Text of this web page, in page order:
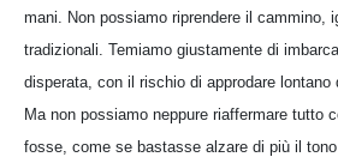
mani. Non possiamo riprendere il cammino,
tradizionali. Temiamo giustamente di
disperata, con il rischio di approdare lontano
Ma non possiamo neppure riaffermare tutto
fosse, come se bastasse alzare di più il